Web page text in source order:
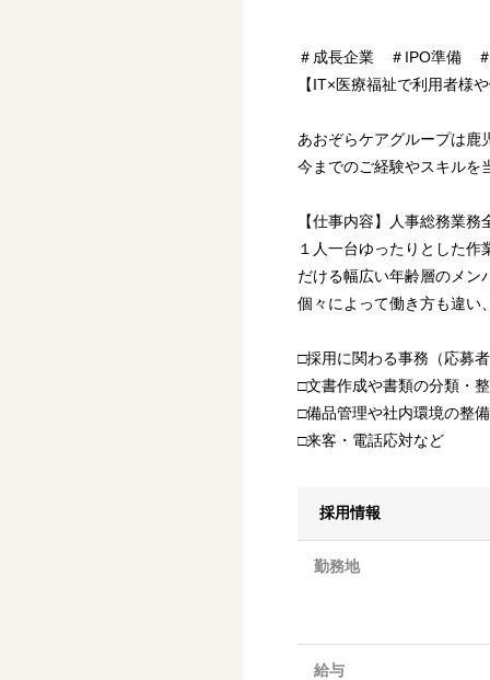
＃成長企業 ＃IPO準備
【IT×医療福祉で利用者様
あおぞらケアグループは鹿
今までのご経験やスキルを
【仕事内容】人事総務業
１人一台ゆったりとした
だける幅広い年齢層のメン
個々によって働き方も違い
□採用に関わる事務（応募
□文書作成や書類の分類・
□備品管理や社内環境の整備
□来客・電話応対など
採用情報
勤務地
給与